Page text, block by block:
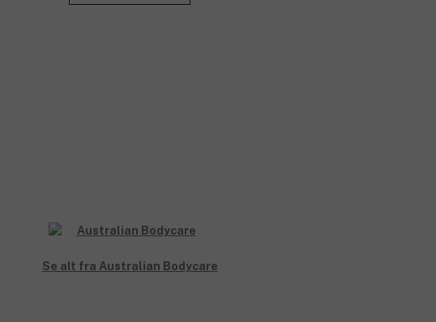
Bodycare, for eksempel Body Lotion og Body Cream.
Se alt fra Australian Bodycare